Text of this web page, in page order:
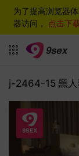
为了提高浏览器
器访问， 点击下
j-2464-15 黑人